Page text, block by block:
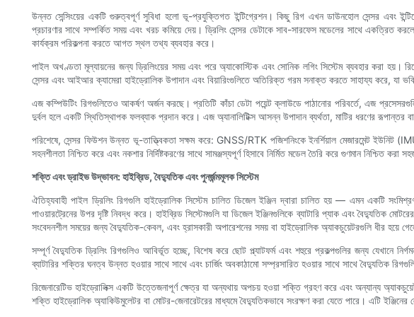
উন্নত সেন্সিংয়ের একটি গুরুত্বপূর্ণ সুবিধা হলো ভূ-প্রযুক্তিগত ইন্টিগ্রেশন। কিছু রিগ এখন ডাউনহোল সেন্সর এবং
প্রচারণার সাথে সম্পর্কিত সময় এবং খরচ কমিয়ে দেয়। ড্রিলিং সেন্সর ডেটাকে সাব-সারফেস মডেলের সাথে একত্রিত
কার্যক্রম পরিকল্পনা করতে আগত স্থল তথ্য ব্যবহার করে।
পাইল অখণ্ডতা মূল্যায়নের জন্য ড্রিলিংয়ের সময় এবং পরে অ্যাকোস্টিক এবং সোনিক লগিং সিস্টেম ব্যবহার করা হয়।
সেন্সর এবং আইআর ক্যামেরা হাইড্রোলিক উপাদান এবং বিয়ারিংগুলিতে অতিরিক্ত গরম সনাক্ত করতে সাহায্য করে, যা
এজ কম্পিউটিং রিগগুলিতেও আকর্ষণ অর্জন করছে। প্রতিটি কাঁচা ডেটা পয়েন্ট ক্লাউডে পাঠানোর পরিবর্তে, এজ
দুর্বল হলে একটি স্থিতিস্থাপক ফলব্যাক প্রদান করে। এজ অ্যানালিটিক্স আসন্ন উপাদান ব্যর্থতা, মাটির ধরণের রূপান্তর
পরিশেষে, সেন্সর ফিউশন উন্নত ভূ-তাত্ত্বিকতা সক্ষম করে: GNSS/RTK পজিশনিংকে ইনর্শিয়াল মেজারমেন্ট
সহনশীলতা নিশ্চিত করে এবং নকশার নির্দিষ্টকরণের সাথে সামঞ্জস্যপূর্ণ হিসাবে নির্মিত মডেল তৈরি করে গুণমান নিশ্চিত করা
শক্তি এবং ড্রাইভ উদ্ভাবন: হাইব্রিড, বৈদ্যুতিক এবং পুনর্জন্মমূলক সিস্টেম
ঐতিহ্যবাহী পাইল ড্রিলিং রিগগুলি হাইড্রোলিক সিস্টেম চালিত ডিজেল ইঞ্জিন দ্বারা চালিত হয় — এমন একটি
পাওয়ারট্রেনের উপর দৃষ্টি নিবদ্ধ করে। হাইব্রিড সিস্টেমগুলি যা ডিজেল ইঞ্জিনগুলিকে ব্যাটারি প্যাক এবং
সংবেদনশীল সময়ের জন্য বৈদ্যুতিক-কেবল, এবং হ্রাসকারী অপারেশনের সময় বা হাইড্রোলিক অ্যাকচুয়েটরগুলি ধীর হয়ে
সম্পূর্ণ বৈদ্যুতিক ড্রিলিং রিগগুলিও আবির্ভূত হচ্ছে, বিশেষ করে ছোট প্ল্যাটফর্ম এবং শহুরে প্রকল্পগুলির জন্য যেখানে
ব্যাটারির শক্তির ঘনত্ব উন্নত হওয়ার সাথে সাথে এবং চার্জিং অবকাঠামো সম্প্রসারিত হওয়ার সাথে সাথে বৈদ্যুতিক
রিজেনারেটিভ হাইড্রোলিক্স একটি উত্তেজনাপূর্ণ ক্ষেত্র যা অন্যথায় অপচয় হওয়া শক্তি গ্রহণ করে এবং অন্যান্য
শক্তি হাইড্রোলিক অ্যাকিউমুলেটর বা মোটর-জেনারেটরের মাধ্যমে বৈদ্যুতিকভাবে সংরক্ষণ করা যেতে পারে। এটি